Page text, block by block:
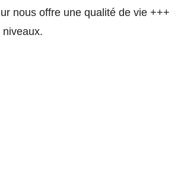
nous offre une qualité de vie +++